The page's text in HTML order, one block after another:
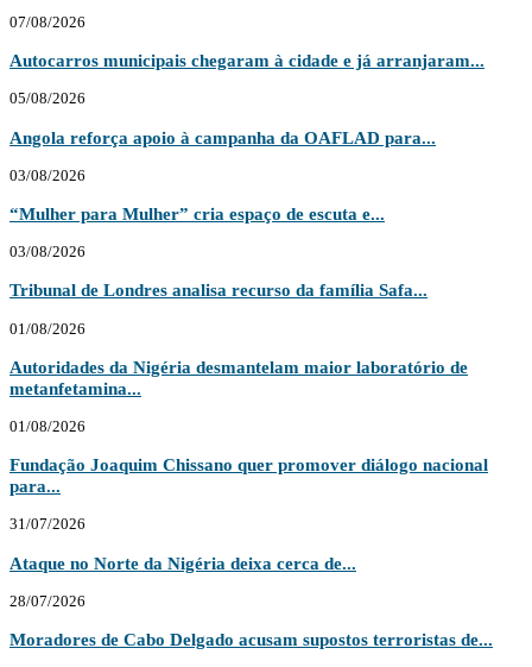
07/08/2026
Autocarros municipais chegaram à cidade e já arranjaram...
05/08/2026
Angola reforça apoio à campanha da OAFLAD para...
03/08/2026
“Mulher para Mulher” cria espaço de escuta e...
03/08/2026
Tribunal de Londres analisa recurso da família Safa...
01/08/2026
Autoridades da Nigéria desmantelam maior laboratório de
metanfetamina...
01/08/2026
Fundação Joaquim Chissano quer promover diálogo nacional
para...
31/07/2026
Ataque no Norte da Nigéria deixa cerca de...
28/07/2026
Moradores de Cabo Delgado acusam supostos terroristas de...